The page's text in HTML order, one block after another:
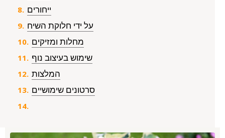
ייחורים
על ידי חלוקת השיח
מחלות ומזיקים
שימוש בעיצוב נוף
המלצות
סרטונים שימושיים